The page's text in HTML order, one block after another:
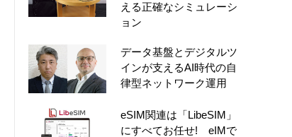
える正確なシミュレーシ
ョン
データ基盤とデジタルツ
インが支えるAI時代の自
律型ネットワーク運用
eSIM関連は「LibeSIM」
にすべてお任せ! eIMで